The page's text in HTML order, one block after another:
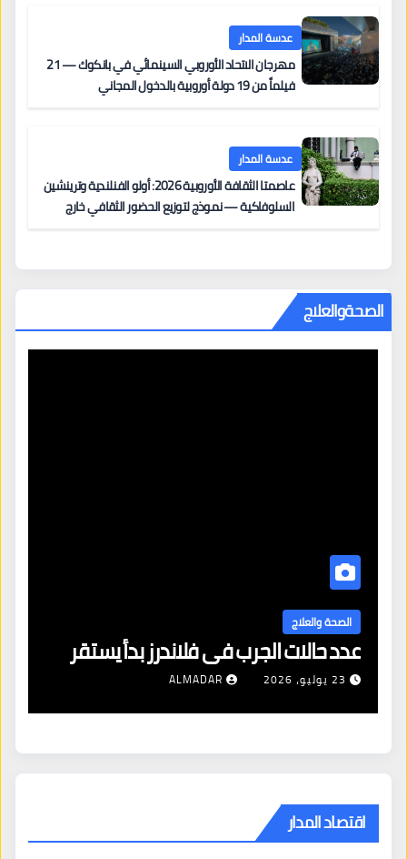
عدسة المدار
مهرجان الاتحاد الأوروبي السينمائي في بانكوك — 21
فيلماً من 19 دولة أوروبية بالدخول المجاني
عدسة المدار
عاصمتا الثقافة الأوروبية 2026: أولو الفنلندية وترينشين
السلوفاكية — نموذج لتوزيع الحضور الثقافي خارج
الصحةوالعلاج
الصحة والعلاج
عدد حالات الجرب في فلاندرز بدأ يستقر
23 يوليو، 2026 ALMADAR
اقتصاد المدار